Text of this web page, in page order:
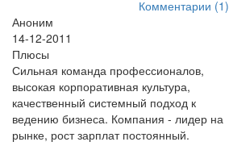
Комментарии (1)
Аноним
14-12-2011
Плюсы
Сильная команда профессионалов,
высокая корпоративная культура,
качественный системный подход к
ведению бизнеса. Компания - лидер на
рынке, рост зарплат постоянный.